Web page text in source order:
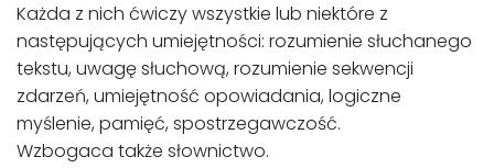
Każda z nich ćwiczy wszystkie lub niektóre z
następujących umiejętności: rozumienie słuchanego
tekstu, uwagę słuchową, rozumienie sekwencji
zdarzeń, umiejętność opowiadania, logiczne
myślenie, pamięć, spostrzegawczość.
Wzbogaca także słownictwo.